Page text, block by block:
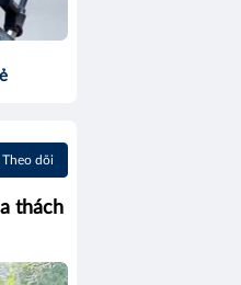
Theo dõi
thách